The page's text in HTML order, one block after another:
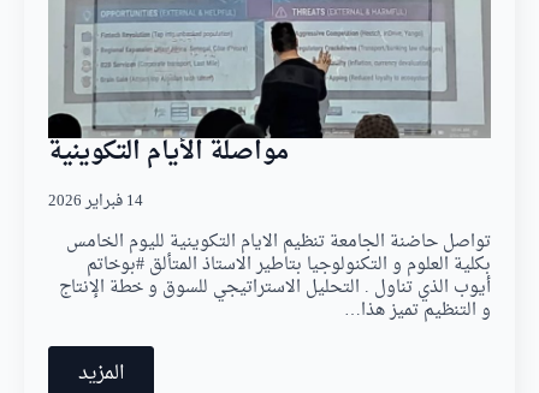
مواصلة الأيام التكوينية
14 فبراير 2026
تواصل حاضنة الجامعة تنظيم الايام التكوينية لليوم الخامس
بكلية العلوم و التكنولوجيا بتاطير الاستاذ المتألق #بوخاتم
أيوب الذي تناول . التحليل الاستراتيجي للسوق و خطة الإنتاج
و التنظيم تميز هذا…
المزيد